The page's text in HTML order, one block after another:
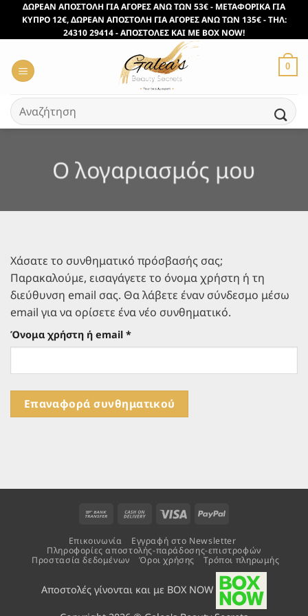
Μετάβαση
περιεχόμενο
ΔΩΡΕΑΝ ΑΠΟΣΤΟΛΗ ΓΙΑ ΑΓΟΡΕΣ ΑΝΩ ΤΩΝ 53€ - ΜΕΤΑΦΟΡΙΚΑ ΓΙΑ
ΚΥΠΡΟ 12€, ΔΩΡΕΑΝ ΑΠΟΣΤΟΛΗ ΓΙΑ ΑΓΟΡΕΣ ΑΝΩ ΤΩΝ 135€ - ΤΗΛ:
24310 29414 - ΑΠΟΣΤΟΛΕΣ ΚΑΙ ΜΕ BOX NOW!
0
Αναζήτηση
για:
Ο λογαριασμός μου
Χάσατε το συνθηματικό πρόσβασής σας;
Παρακαλούμε, εισαγάγετε το όνομα χρήστη ή τη
διεύθυνση email σας. Θα λάβετε έναν σύνδεσμο μέσω
email για να ορίσετε ένα νέο συνθηματικό.
Όνομα χρήστη ή email *Απαιτείται
Επαναφορά συνθηματικού
Bank
Cash
Delivery
Visa PayPal
Επικοινωνία
Εγγραφή στο Newsletter
Πληροφορίες αποστολής-παράδοσης-επιστροφών
Προστασία δεδομένων
Όροι χρήσης Τρόποι πληρωμής
Αποστολές γίνονται και με BOX NOW